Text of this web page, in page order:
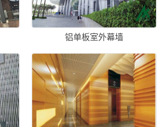
铝单板室外幕墙